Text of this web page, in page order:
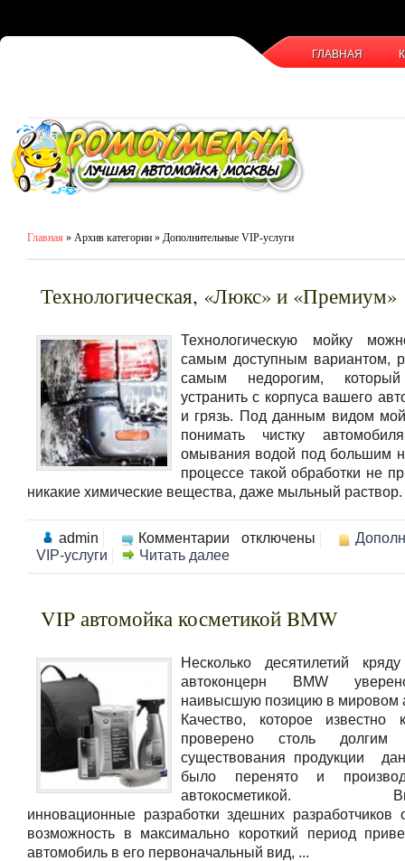
ГЛАВНАЯ
Главная » Архив категории » Дополнительные VIP-услуги
Технологическая, «Люкс» и «Премиум»
Технологическую мойку
самым доступным вариантом,
самым недорогим,
устранить с корпуса вашего
и грязь. Под данным видом
понимать чистку
омывания водой под большим
процессе такой обработки не
никакие химические вещества, даже мыльный
admin Комментарии
«Люкс»
отключены
VIP-услуги
Читать далее
VIP автомойка косметикой BMW
Несколько десятилетий
автоконцерн BMW
наивысшую позицию в мировом
Качество, которое известно
проверено столь долгим
существования продукции
было перенято и
автокосметикой.
инновационные разработки здешних разработчиков
возможность в максимально короткий период
автомобиль в его первоначальный вид, ...